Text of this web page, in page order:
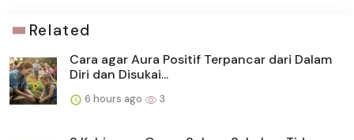
Related
Cara agar Aura Positif Terpancar dari Dalam
Diri dan Disukai...
6 hours ago 3